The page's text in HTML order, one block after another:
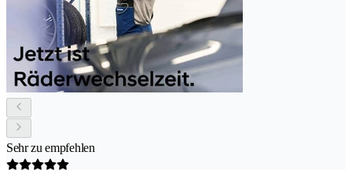
Sehr zu empfehlen